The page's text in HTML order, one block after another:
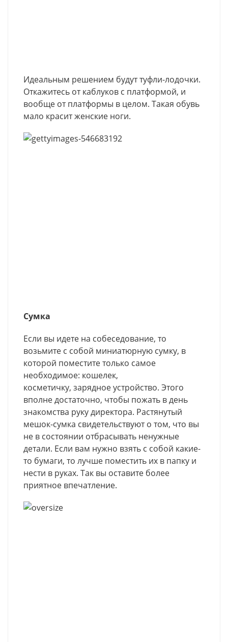
Идеальным решением будут туфли-лодочки.
Откажитесь от каблуков с платформой, и
вообще от платформы в целом. Такая обувь
мало красит женские ноги.
Сумка
Если вы идете на собеседование, то
возьмите с собой миниатюрную сумку, в
которой поместите только самое
необходимое: кошелек,
косметичку, зарядное устройство. Этого
вполне достаточно, чтобы пожать в день
знакомства руку директора. Растянутый
мешок-сумка свидетельствуют о том, что вы
не в состоянии отбрасывать ненужные
детали. Если вам нужно взять с собой какие-
то бумаги, то лучше поместить их в папку и
нести в руках. Так вы оставите более
приятное впечатление.